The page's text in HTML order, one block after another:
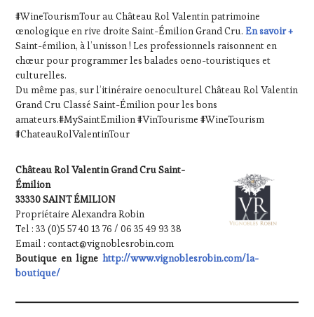
#WineTourismTour au Château Rol Valentin patrimoine
œnologique en rive droite Saint-Émilion Grand Cru.En savoir +
Saint-émilion, à l’unisson ! Les professionnels raisonnent en
chœur pour programmer les balades oeno-touristiques et
culturelles.
Du même pas, sur l’itinéraire oenoculturel Château Rol Valentin
Grand Cru Classé Saint-Émilion pour les bons
amateurs.#MySaintEmilion #VinTourisme #WineTourism
#ChateauRolValentinTour
Château Rol Valentin Grand Cru Saint-
Émilion
33330 SAINT ÉMILION
Propriétaire Alexandra Robin
Tel : 33 (0)5 57 40 13 76 / 06 35 49 93 38
Email : contact@vignoblesrobin.com
Boutique en ligne http://www.vignoblesrobin.com/la-
boutique/